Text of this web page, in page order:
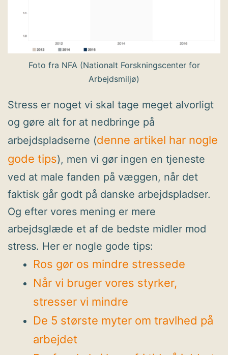
Foto fra NFA (Nationalt Forskningscenter for
Arbejdsmiljø)
Stress er noget vi skal tage meget alvorligt
og gøre alt for at nedbringe på
arbejdspladserne (denne artikel har nogle
gode tips), men vi gør ingen en tjeneste
ved at male fanden på væggen, når det
faktisk går godt på danske arbejdspladser.
Og efter vores mening er mere
arbejdsglæde et af de bedste midler mod
stress. Her er nogle gode tips:
Ros gør os mindre stressede
Når vi bruger vores styrker,
stresser vi mindre
De 5 største myter om travlhed på
arbejdet